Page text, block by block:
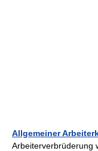
Allgemeiner
Arbeiterverbrüderung